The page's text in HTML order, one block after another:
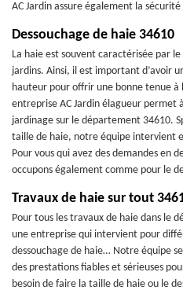
AC Jardin assure également la sécurité
Dessouchage de haie 34610
La haie est souvent caractérisée par
jardins. Ainsi, il est important d’avoir
hauteur pour offrir une bonne tenue à
entreprise AC Jardin élagueur permet
jardinage sur le département 34610.
taille de haie, notre équipe intervient
Pour vous qui avez des demandes en
occupons également comme pour le
Travaux de haie sur tout
Pour tous les travaux de haie dans le
une entreprise qui intervient pour
dessouchage de haie… Notre équipe
des prestations fiables et sérieuses
besoin de faire la taille de haie ou le